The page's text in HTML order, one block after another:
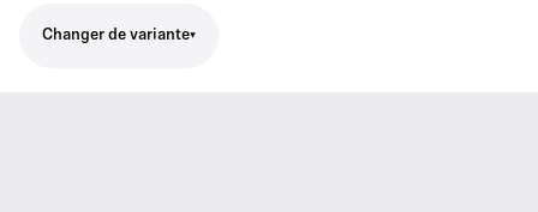
Changer de variante